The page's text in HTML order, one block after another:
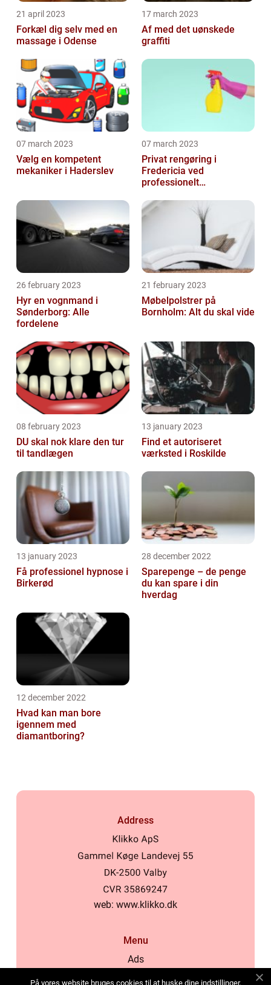
21 april 2023
Forkæl dig selv med en
massage i Odense
17 march 2023
Af med det uønskede
graffiti
07 march 2023
Vælg en kompetent
mekaniker i Haderslev
07 march 2023
Privat rengøring i
Fredericia ved
professionelt
26 february 2023
Hyr en vognmand i
Sønderborg: Alle
fordelene
21 february 2023
Møbelpolstrer på
Bornholm: Alt du skal vide
08 february 2023
DU skal nok klare den tur
til tandlægen
13 january 2023
Find et autoriseret
værksted i Roskilde
13 january 2023
Få professionel hypnose i
Birkerød
28 december 2022
Sparepenge – de penge
du kan spare i din
hverdag
12 december 2022
Hvad kan man bore
igennem med
diamantboring?
Address
web: www.klikko.dk
Menu
Ads
På vores website bruges cookies til at huske dine indstillinger,